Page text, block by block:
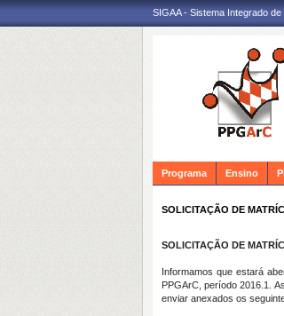
SIGAA - Sistema Integrado
Programa Ensino
SOLICITAÇÃO DE
SOLICITAÇÃO DE
Informamos que estará
PPGArC, período 2016.1.
enviar anexados os